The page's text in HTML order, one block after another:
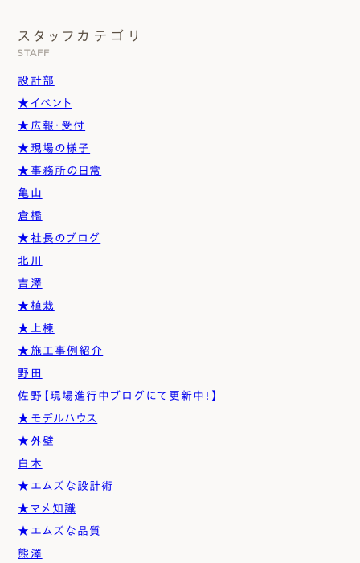
スタッフカテゴリ
STAFF
設計部
★イベント
★広報・受付
★現場の様子
★事務所の日常
亀山
倉橋
★社長のブログ
北川
吉澤
★植栽
★上棟
★施工事例紹介
野田
佐野【現場進行中ブログにて更新中！】
★モデルハウス
★外壁
白木
★エムズな設計術
★マメ知識
★エムズな品質
熊澤